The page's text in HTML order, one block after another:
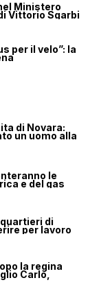
Ministero
Vittorio Sgarbi
per il velo”: la
di Novara:
un uomo alla
le
e del gas
di
per lavoro
la regina
Carlo,